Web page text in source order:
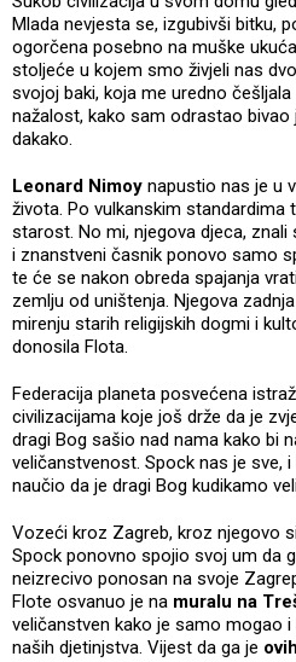
Mlada nevjesta se, izgubivši bitku,
ogorčena posebno na muške
stoljeće u kojem smo živjeli nas
svojoj baki, koja me uredno
nažalost, kako sam odrastao bivao
dakako.
Leonard Nimoy napustio nas je u
života. Po vulkanskim standardima
starost. No mi, njegova djeca, znali
i znanstveni časnik ponovo samo
te će se nakon obreda spajanja
zemlju od uništenja. Njegova
mirenju starih religijskih dogmi i
donosila Flota.
Federacija planeta posvećena
civilizacijama koje još drže da je
dragi Bog sašio nad nama kako bi
veličanstvenost. Spock nas je sve,
naučio da je dragi Bog kudikamo
Vozeći kroz Zagreb, kroz njegovo
Spock ponovno spojio svoj um da
neizrecivo ponosan na svoje
Flote osvanuo je na muralu na
veličanstven kako je samo mogao
naših djetinjstva. Vijest da ga je